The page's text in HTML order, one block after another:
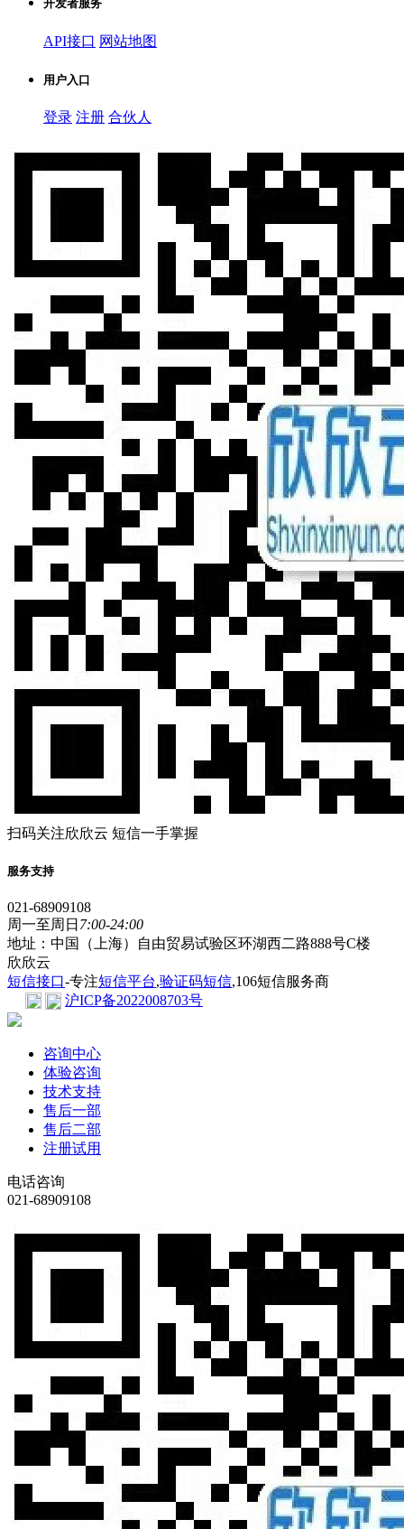
开发者服务
API接口 网站地图
用户入口
登录 注册 合伙人
扫码关注欣欣云 短信一手掌握
服务支持
021-68909108
周一至周日 7:00-24:00
地址：中国（上海）自由贸易试验区环湖西二路888号C楼
欣欣云
短信接口-专注短信平台,验证码短信,106短信服务商
沪ICP备2022008703号
咨询中心
体验咨询
技术支持
售后一部
售后二部
注册试用
电话咨询
021-68909108